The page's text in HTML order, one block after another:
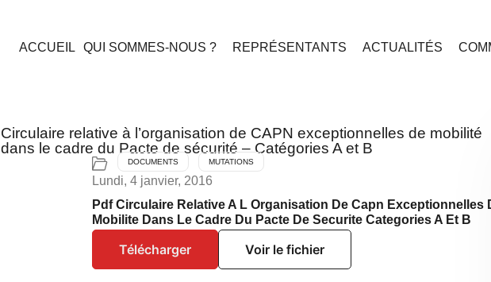
ACCUEIL QUI SOMMES-NOUS ? REPRÉSENTANTS ACTUALITÉS
Circulaire relative à l’organisation de CAPN exceptionnelles de mobilité
dans le cadre du Pacte de sécurité – Catégories A et B
DOCUMENTS MUTATIONS
Lundi, 4 janvier, 2016
Pdf Circulaire Relative A L Organisation De Capn Exceptionnelles
Mobilite Dans Le Cadre Du Pacte De Securite Categories A Et B
Télécharger Voir le fichier